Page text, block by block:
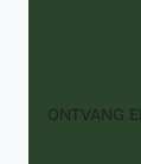
ONTVANG